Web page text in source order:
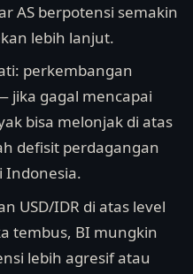
AS berpotensi semakin
lebih lanjut.
perkembangan
jika gagal mencapai
bisa melonjak di atas
defisit perdagangan
Indonesia.
USD/IDR di atas level
tembus, BI mungkin
lebih agresif atau